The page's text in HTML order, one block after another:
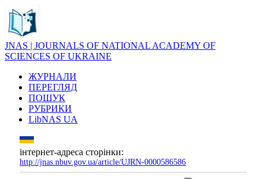
JNAS | JOURNALS OF NATIONAL ACADEMY OF
SCIENCES OF UKRAINE
ЖУРНАЛИ
ПЕРЕГЛЯД
ПОШУК
РУБРИКИ
LibNAS UA
інтернет-адреса сторінки:
http://jnas.nbuv.gov.ua/article/UJRN-0000586586